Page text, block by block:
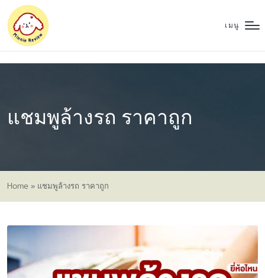
เมนู
แชมพูล้างรถ ราคาถูก
Home » แชมพูล้างรถ ราคาถูก